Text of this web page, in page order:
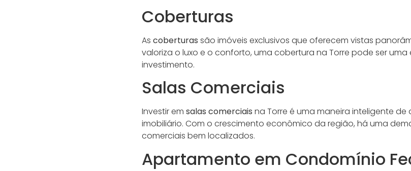
Coberturas
As coberturas são imóveis exclusivos que oferecem vistas
valoriza o luxo e o conforto, uma cobertura na Torre pode ser
investimento.
Salas Comerciais
Investir em salas comerciais na Torre é uma maneira inteligente de
imobiliário. Com o crescimento econômico da região, há uma
comerciais bem localizados.
Apartamento em Condomínio